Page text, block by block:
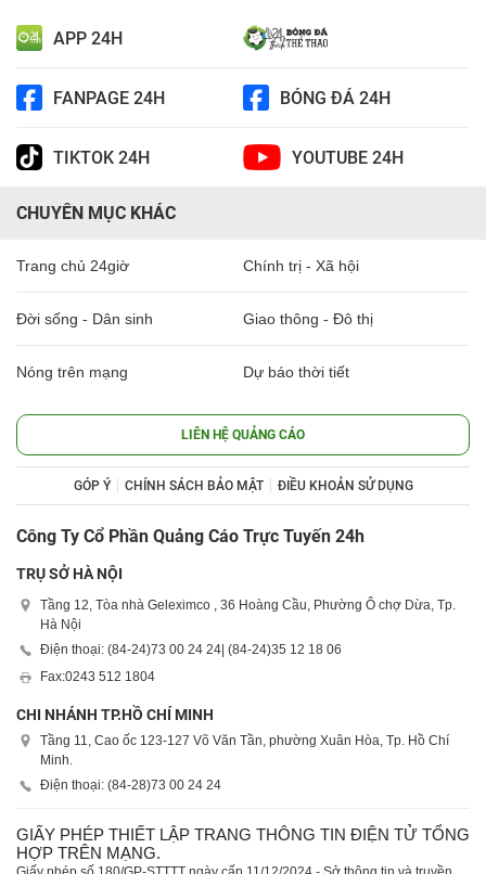
APP 24H
FANPAGE 24H BÓNG ĐÁ 24H
TIKTOK 24H YOUTUBE 24H
CHUYÊN MỤC KHÁC
Trang chủ 24giờ Chính trị - Xã hội
Đời sống - Dân sinh Giao thông - Đô thị
Nóng trên mạng Dự báo thời tiết
LIÊN HỆ QUẢNG CÁO
GÓP Ý CHÍNH SÁCH BẢO MẬT ĐIỀU KHOẢN SỬ DỤNG
Công Ty Cổ Phần Quảng Cáo Trực Tuyến 24h
TRỤ SỞ HÀ NỘI
Tầng 12, Tòa nhà Geleximco , 36 Hoàng Cầu, Phường Ô chợ Dừa, Tp.
Hà Nội
Điện thoại: (84-24)73 00 24 24 | (84-24)35 12 18 06
Fax:0243 512 1804
CHI NHÁNH TP.HỒ CHÍ MINH
Tầng 11, Cao ốc 123-127 Võ Văn Tần, phường Xuân Hòa, Tp. Hồ Chí
Minh.
Điện thoại: (84-28)73 00 24 24
GIẤY PHÉP THIẾT LẬP TRANG THÔNG TIN ĐIỆN TỬ TỔNG
HỢP TRÊN MẠNG.